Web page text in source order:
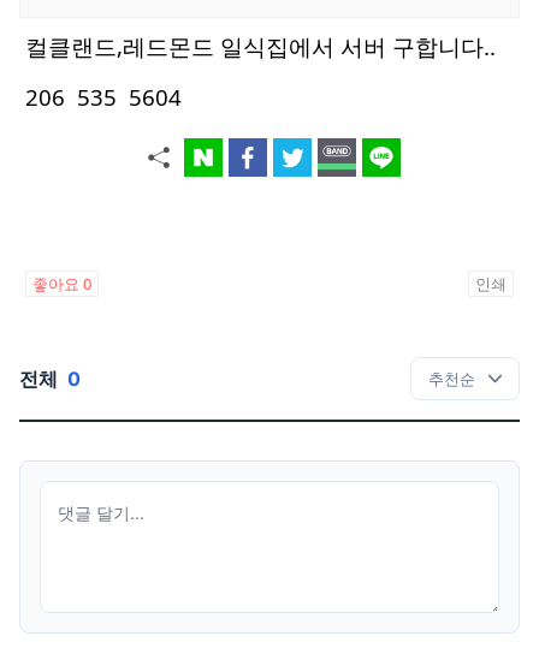
컬클랜드,레드몬드 일식집에서 서버 구합니다..
206 535 5604
좋아요 0 인쇄
전체 0